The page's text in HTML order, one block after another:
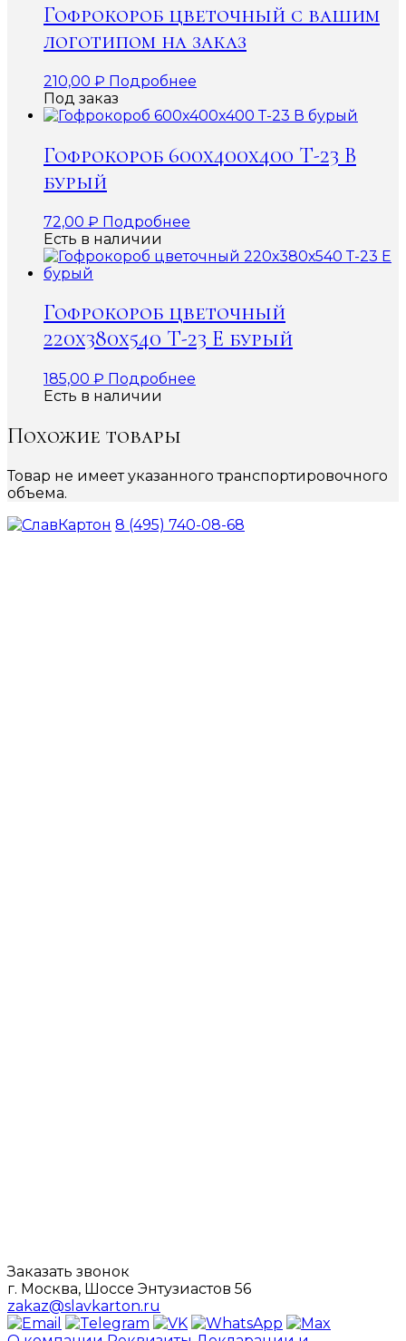
Гофрокороб цветочный с вашим
логотипом на заказ
210,00 ₽ Подробнее
Под заказ
Гофрокороб 600x400x400 Т-23 В
бурый
72,00 ₽ Подробнее
Есть в наличии
Гофрокороб цветочный
220х380х540 Т-23 Е бурый
185,00 ₽ Подробнее
Есть в наличии
Похожие товары
Товар не имеет указанного транспортировочного
объема.
8 (495) 740-08-68
Заказать звонок
г. Москва, Шоссе Энтузиастов 56
zakaz@slavkarton.ru